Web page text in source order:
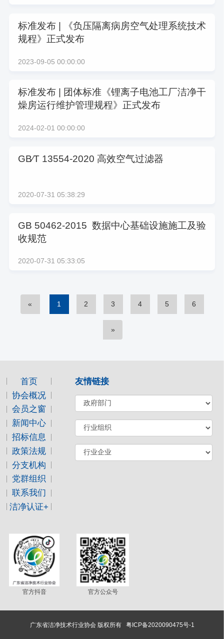
标准发布 | 《负压隔离病房空气处理系统技术
规程》正式发布
2023-09-05 00:00:00
标准发布 | 团体标准《锂离子电池工厂洁净干
燥房运行维护管理规程》正式发布
2024-02-01 00:00:00
GB∕T 13554-2020 高效空气过滤器
2020-07-31 05:38:29
GB 50462-2015  数据中心基础设施施工及验
收规范
2020-07-31 05:33:05
« 1 2 3 4 5 6
»
首页
协会概况
会员之窗
新闻中心
招标信息
政策法规
分支机构
党群组织
联系我们
洁净认证+
友情链接
官方抖音 官方公众号
广东省洁净技术行业协会 版权所有 粤ICP备2020090475号-1